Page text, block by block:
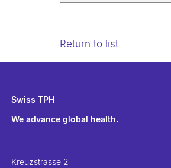
Return to list
Swiss TPH
We advance global health.
Kreuzstrasse 2